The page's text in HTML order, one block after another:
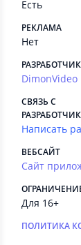
Есть
РЕКЛАМА
Нет
РАЗРАБОТЧИК
DimonVideo
СВЯЗЬ С
Написать
ВЕБСАЙТ
Сайт
Для 16+
ПОЛИТИКА